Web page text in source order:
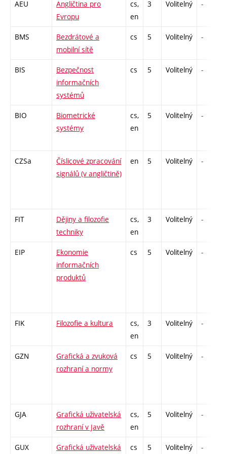
AEU
Angličtina pro
Evropu
cs,
en
3 Volitelný -
BMS
Bezdrátové a
mobilní sítě
cs 5 Volitelný -
BIS
Bezpečnost
informačních
systémů
cs 5 Volitelný -
BIO
Biometrické
systémy
cs,
en
5 Volitelný -
CZSa
Číslicové zpracování
signálů (v angličtině)
en 5 Volitelný -
FIT
Dějiny a filozofie
techniky
cs,
en
3 Volitelný -
EIP
Ekonomie
informačních
produktů
cs 5 Volitelný -
FIK Filozofie a kultura
cs,
en
3 Volitelný -
GZN
Grafická a zvuková
rozhraní a normy
cs 5 Volitelný -
GJA
Grafická uživatelská
rozhraní v Javě
cs,
en
5 Volitelný -
GUX
Grafická uživatelská
cs 5 Volitelný -